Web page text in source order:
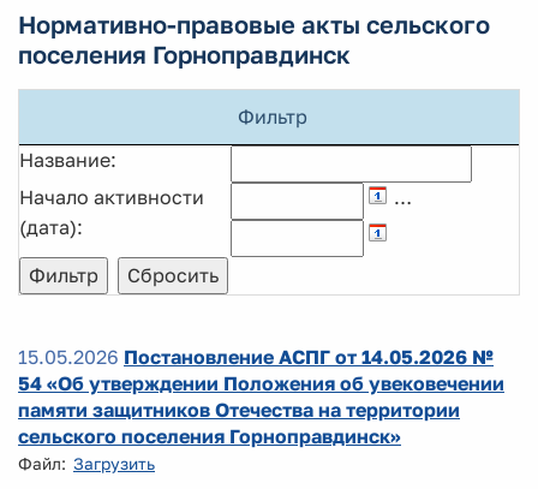
Нормативно-правовые акты сельского
поселения Горноправдинск
Фильтр
Название:
Начало активности
(дата):
…
15.05.2026 Постановление АСПГ от 14.05.2026 №
54 «Об утверждении Положения об увековечении
памяти защитников Отечества на территории
сельского поселения Горноправдинск»
Файл: Загрузить